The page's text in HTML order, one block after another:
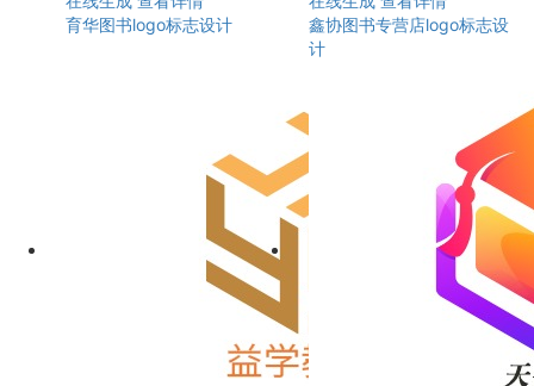
育华图书logo标志设计
鑫协图书专营店logo标志设
计